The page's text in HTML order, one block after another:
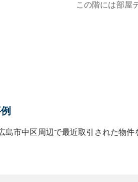
この階には部屋
島市中区 周辺で最近取引された物件